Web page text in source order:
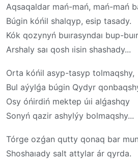
Aqsaqaldar mań-mań, mań-mań
Búgin kóńil shalqyp, esip tasady.
Kók qozynyń buırasyndaı bup-
Arshaly saı qosh ıisin shashady...
Orta kóńil asyp-tasyp tolmaqshy,
Bul aýylǵa búgin Qydyr
Osy óńirdiń mektep úıi alǵashqy
Sonyń qazir ashylýy bolmaqshy...
Tórge ozǵan qutty qonaq bar
Shoshaıady salt attylar ár qyrda.